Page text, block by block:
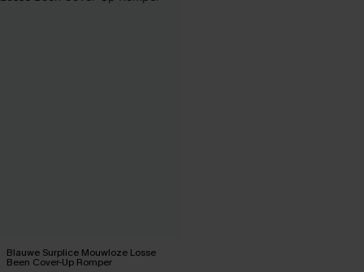
Blauwe Surplice Mouwloze Losse
Been Cover-Up Romper